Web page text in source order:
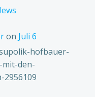
on Juli 6
hofbauer-
mit-den-